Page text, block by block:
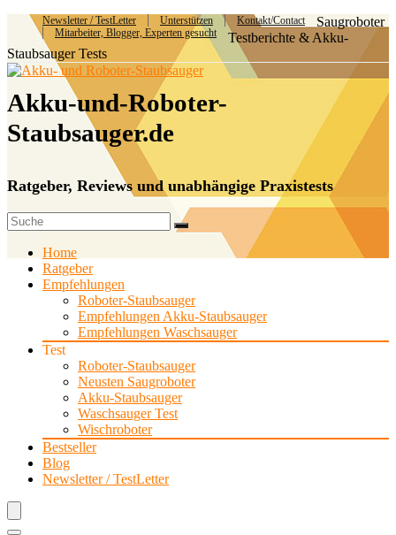
Newsletter / TestLetter Unterstützen
Kontakt/Contact
Mitarbeiter, Blogger, Experten gesucht
Saugroboter
Testberichte & Akku-
Staubsauger Tests
Akku-und-Roboter-
Staubsauger.de
Ratgeber, Reviews und unabhängige Praxistests
Home
Ratgeber
Empfehlungen
Roboter-Staubsauger
Empfehlungen Akku-Staubsauger
Empfehlungen Waschsauger
Test
Roboter-Staubsauger
Neusten Saugroboter
Akku-Staubsauger
Waschsauger Test
Wischroboter
Bestseller
Blog
Newsletter / TestLetter